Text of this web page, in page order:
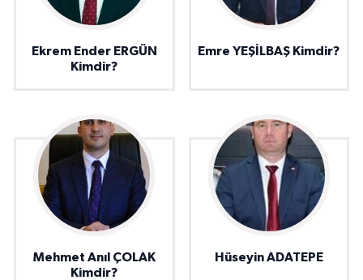
Ekrem Ender ERGÜN
Kimdir?
Emre YEŞİLBAŞ Kimdir?
Mehmet Anıl ÇOLAK
Kimdir?
Hüseyin ADATEPE